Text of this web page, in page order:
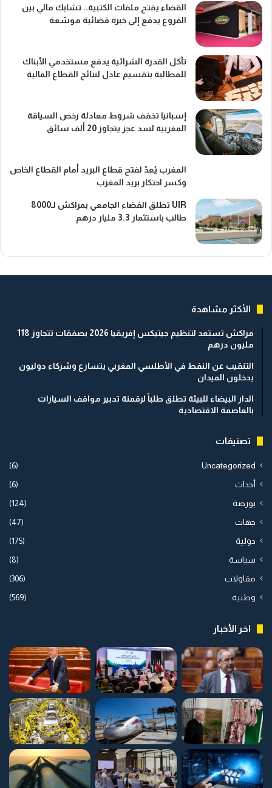
القضاء يفتح ملفات الكتبية.. تشابك مالي بين
الفروع يدفع إلى خبرة قضائية موسّعة
تآكل القدرة الشرائية يدفع مستخدمي الأبناك
للمطالبة بتقسيم عادل لنتائج القطاع المالية
إسبانيا تخفف شروط معادلة رخص السياقة
المغربية لسد عجز يتجاوز 20 ألف سائق
المغرب يُعدّ لفتح قطاع البريد أمام القطاع الخاص
وكسر احتكار بريد المغرب
UIR تطلق الفضاء الجامعي بمراكش لـ8000
طالب باستثمار 3.3 مليار درهم
الأكثر مشاهدة
مراكش تستعد لتنظيم جيتيكس إفريقيا 2026 بصفقات تتجاوز 118
مليون درهم
التنقيب عن النفط في الأطلسي المغربي يتسارع وشركاء دوليون
يدخلون الميدان
الدار البيضاء للبيئة تطلق طلباً لرقمنة تدبير مواقف السيارات
بالعاصمة الاقتصادية
تصنيفات
Uncategorized
(6)
أحداث (6)
بورصة (124)
جهات (47)
دولية (175)
سياسة (8)
مقاولات (306)
وطنية (569)
اخر الأخبار